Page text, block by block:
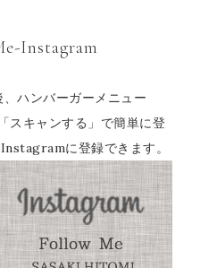
Instagram
ハンバーガーメニュー
キャンする」で簡単に登
に登録できます。